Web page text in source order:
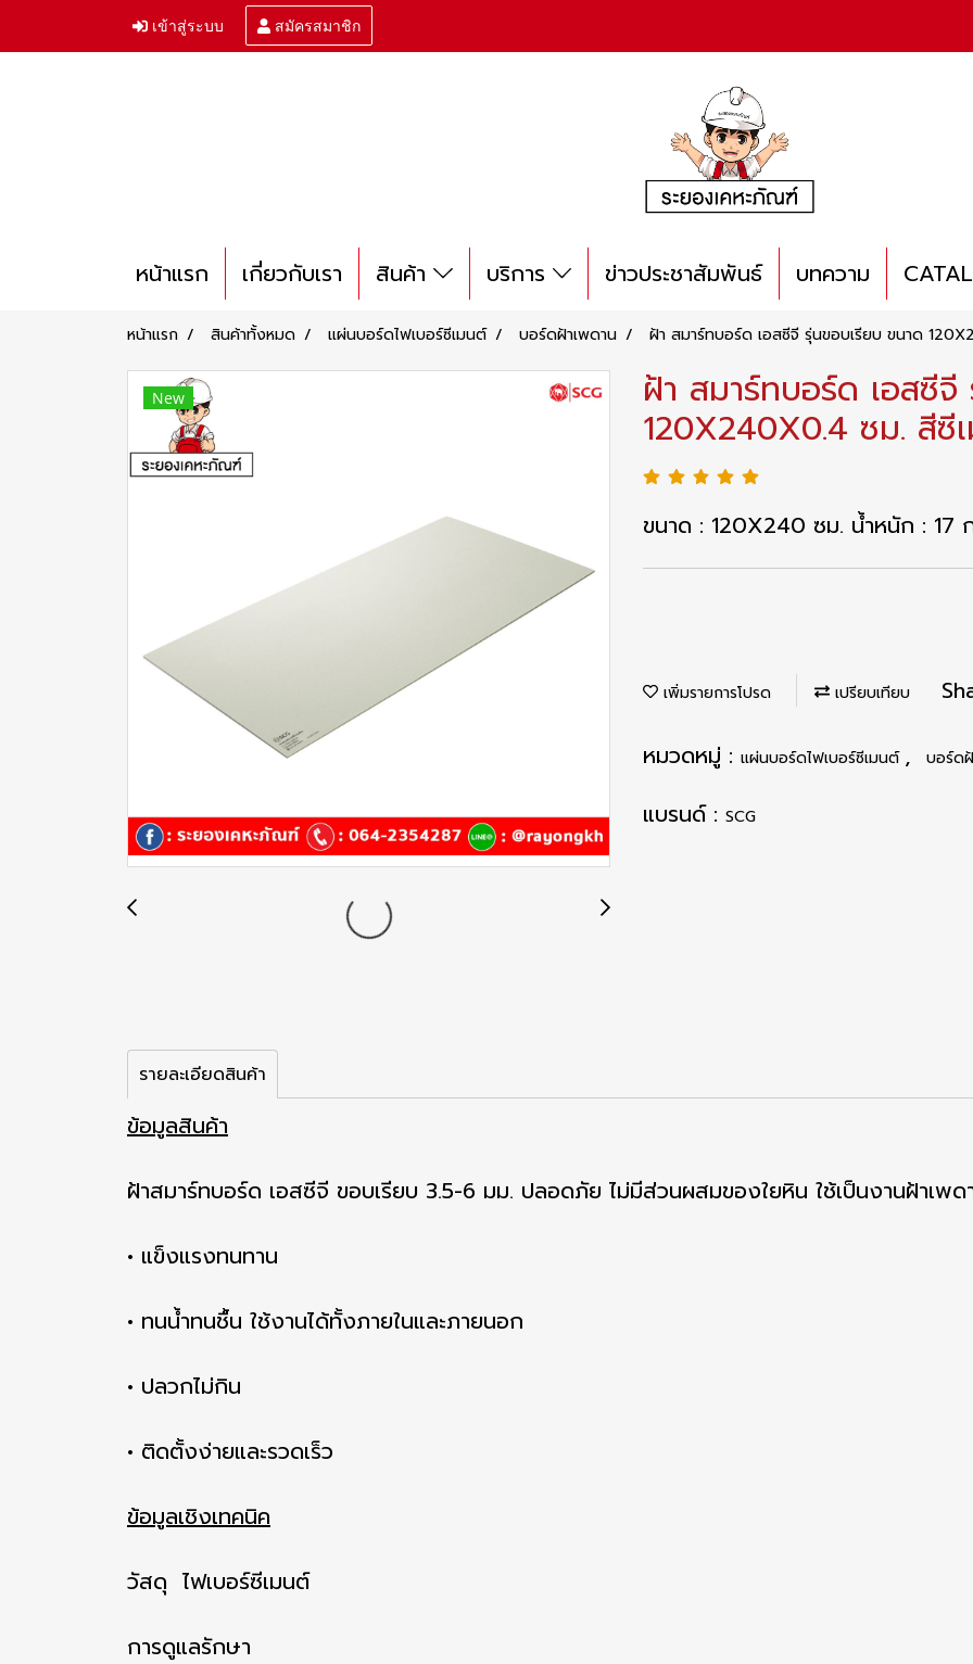
เข้าสู่ระบบ สมัครสมาชิก
หน้าแรก เกี่ยวกับเรา สินค้า บริการ ข่าวประชาสัมพันธ์ บทความ
หน้าแรก สินค้าทั้งหมด แผ่นบอร์ดไฟเบอร์ซีเมนต์ บอร์ดฝ้าเพดาน ฝ้า สมาร์ทบอร์ด เอสซีจี รุ่นขอบเรียบ ขนาด
New ฝ้า สมาร์ทบอร์ด เอสซี
120X240X0.4 ซม. สีซี
ขนาด : 120X240 ซม. น้ำหนัก : 17
เพิ่มรายการโปรด เปรียบเทียบ
หมวดหมู่ : แผ่นบอร์ดไฟเบอร์ซีเมนต์ , บอร์ด
แบรนด์ : SCG
รายละเอียดสินค้า
ข้อมูลสินค้า
ฝ้าสมาร์ทบอร์ด เอสซีจี ขอบเรียบ 3.5-6 มม. ปลอดภัย ไม่มีส่วนผสมของใยหิน ใช้เป็นงานฝ้าเพ
• แข็งแรงทนทาน
• ทนน้ำทนชื้น ใช้งานได้ทั้งภายในและภายนอก
• ปลวกไม่กิน
• ติดตั้งง่ายและรวดเร็ว
ข้อมูลเชิงเทคนิค
วัสดุ ไฟเบอร์ซีเมนต์
การดูแลรักษา